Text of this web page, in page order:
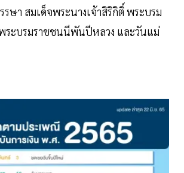
ษา สมเด็จพระนางเจ้าสิริกิติ์ พระบรม
ระบรมราชชนนีพันปีหลวง และวันแม่